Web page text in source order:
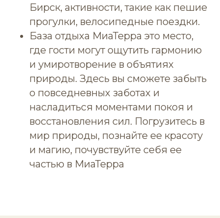
Бирск, активности, такие как пешие
прогулки, велосипедные поездки.
База отдыха МиаТерра это место,
где гости могут ощутить гармонию
и умиротворение в объятиях
природы. Здесь вы сможете забыть
о повседневных заботах и
насладиться моментами покоя и
восстановления сил. Погрузитесь в
мир природы, познайте ее красоту
и магию, почувствуйте себя ее
частью в МиаТерра